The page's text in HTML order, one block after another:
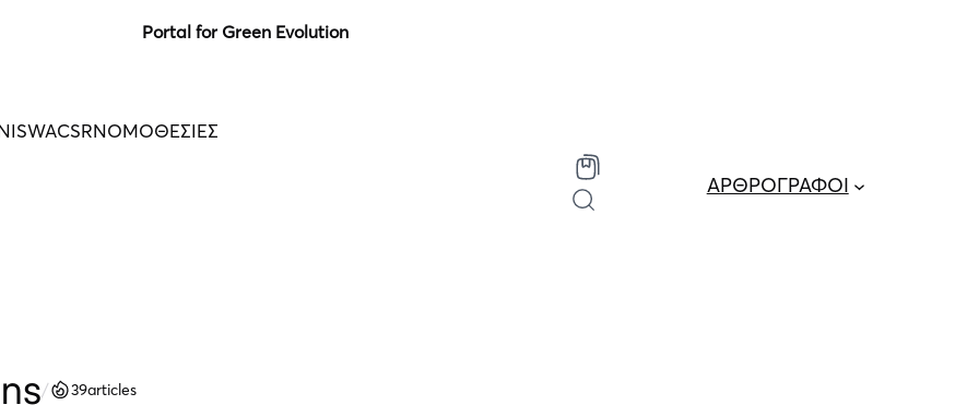
Portal for Green Evolution
ISWACSRΝΟΜΟΘΕΣΙΕΣ
ΑΡΘΡΟΓΡΑΦΟΙ
/ 39articles